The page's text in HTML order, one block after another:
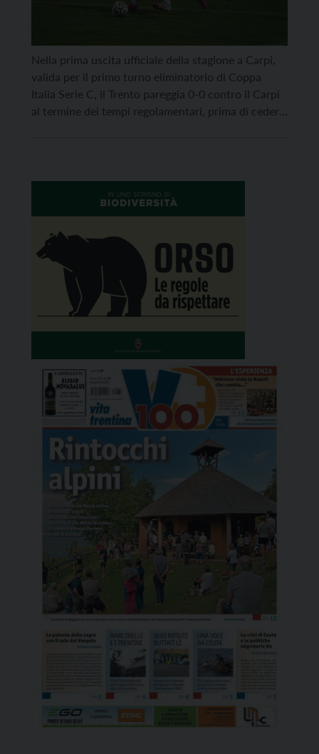
Nella prima uscita ufficiale della stagione a Carpi,
valida per il primo turno eliminatorio di Coppa
Italia Serie C, il Trento pareggia 0-0 contro il Carpi
al termine dei tempi regolamentari, prima di cedere